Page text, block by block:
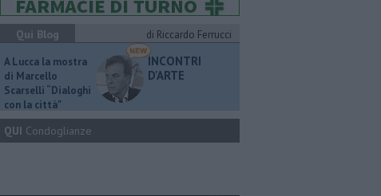
Qui Blog
di Riccardo Ferrucci
A Lucca la mostra
di Marcello
Scarselli “Dialoghi
con la città"
INCONTRI
D'ARTE
QUI Condoglianze